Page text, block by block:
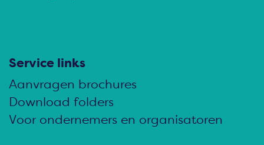
i
n
a
o
i
i
a
Service links
Aanvragen brochures
Download folders
Voor ondernemers en organisatoren